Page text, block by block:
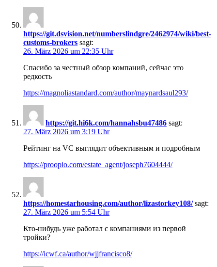
https://git.dsvision.net/numberslindgre/2462974/wiki/best-
customs-brokers sagt:
26. März 2026 um 22:35 Uhr
Спасибо за честный обзор компаний, сейчас это
редкость
https://magnoliastandard.com/author/maynardsaul293/
https://git.hi6k.com/hannahsbu47486 sagt:
27. März 2026 um 3:19 Uhr
Рейтинг на VC выглядит объективным и подробным
https://proopio.com/estate_agent/joseph7604444/
https://homestarhousing.com/author/lizastorkey108/ sagt:
27. März 2026 um 5:54 Uhr
Кто-нибудь уже работал с компаниями из первой
тройки?
https://icwf.ca/author/wjjfrancisco8/